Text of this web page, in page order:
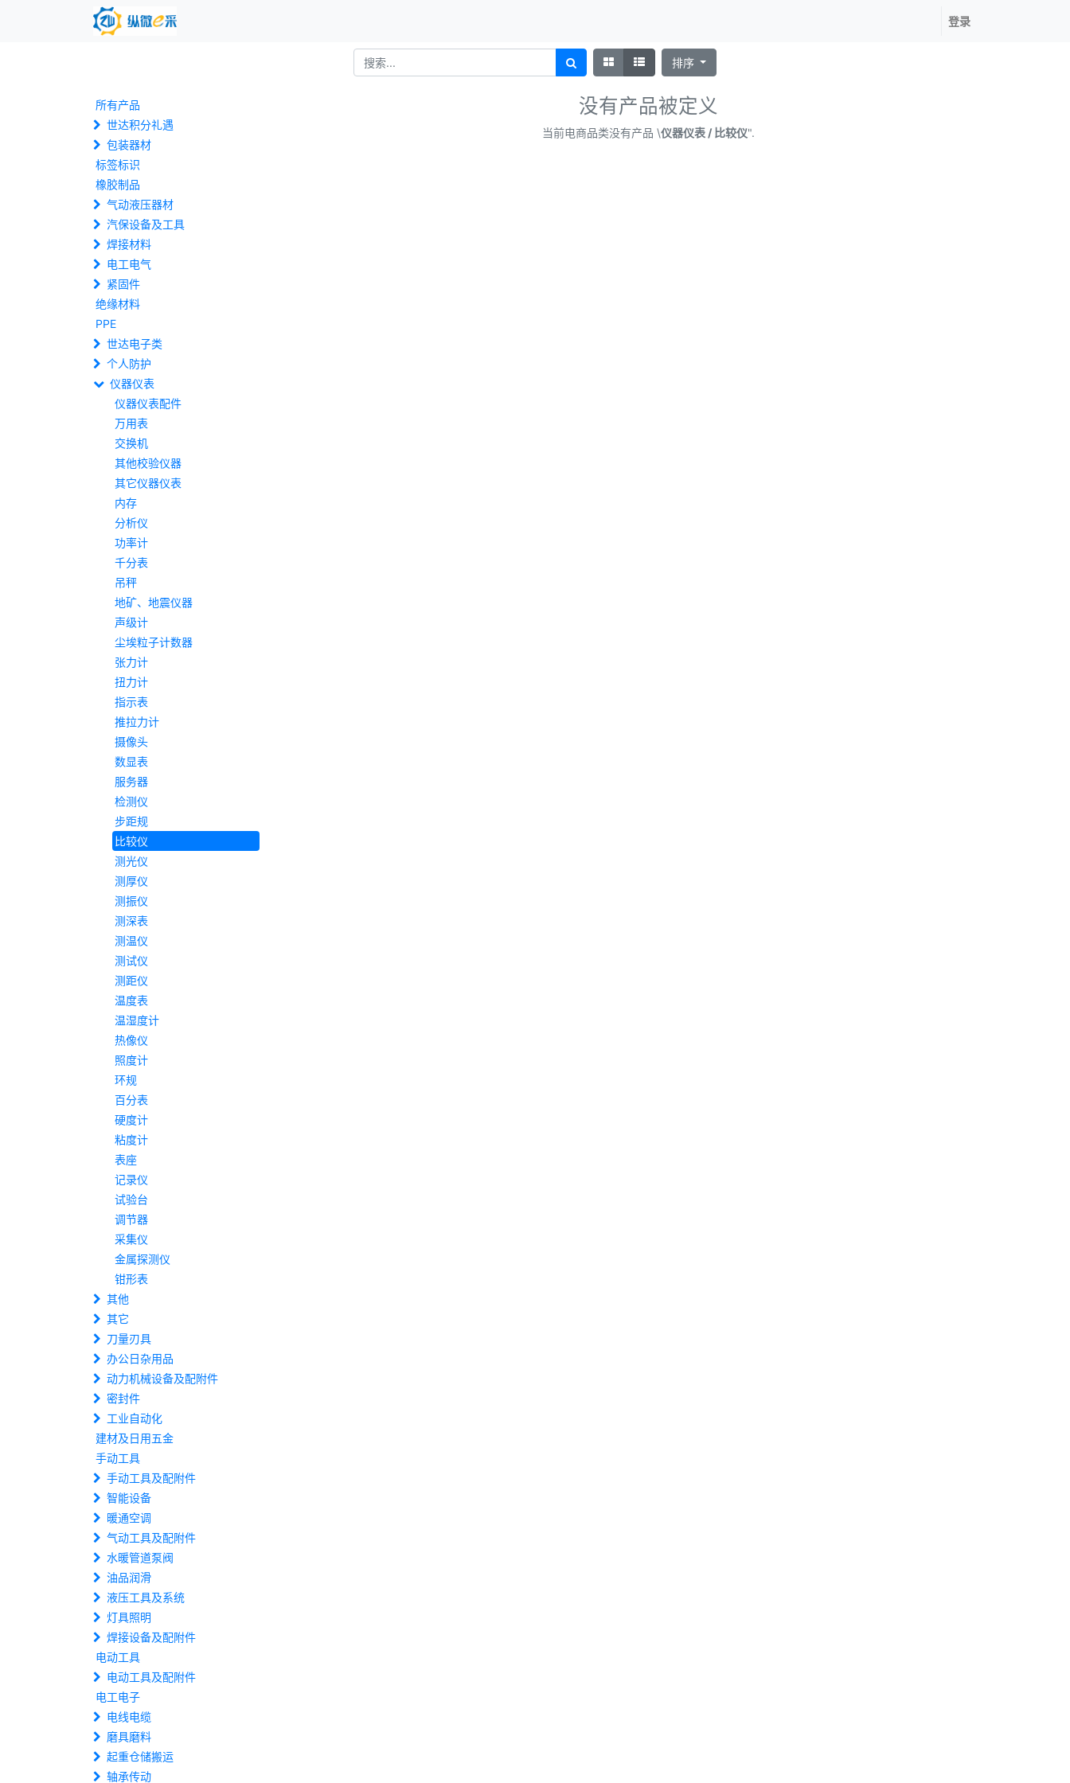
登录
排序
所有产品
世达积分礼遇
包装器材
标签标识
橡胶制品
气动液压器材
汽保设备及工具
焊接材料
电工电气
紧固件
绝缘材料
PPE
世达电子类
个人防护
仪器仪表
仪器仪表配件
万用表
交换机
其他校验仪器
其它仪器仪表
内存
分析仪
功率计
千分表
吊秤
地矿、地震仪器
声级计
尘埃粒子计数器
张力计
扭力计
指示表
推拉力计
摄像头
数显表
服务器
检测仪
步距规
比较仪
测光仪
测厚仪
测振仪
测深表
测温仪
测试仪
测距仪
温度表
温湿度计
热像仪
照度计
环规
百分表
硬度计
粘度计
表座
记录仪
试验台
调节器
采集仪
金属探测仪
钳形表
其他
其它
刀量刃具
办公日杂用品
动力机械设备及配附件
密封件
工业自动化
建材及日用五金
手动工具
手动工具及配附件
智能设备
暖通空调
气动工具及配附件
水暖管道泵阀
油品润滑
液压工具及系统
灯具照明
焊接设备及配附件
电动工具
电动工具及配附件
电工电子
电线电缆
磨具磨料
起重仓储搬运
轴承传动
没有产品被定义
当前电商品类没有产品 \仪器仪表 / 比较仪".